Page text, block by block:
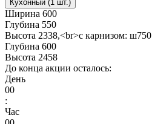
Кухонный (1 шт.)
Ширина 600
Глубина 550
Высота 2338,<br>с карнизом: ш750
Глубина 600
Высота 2458
До конца акции осталось:
День
00
:
Час